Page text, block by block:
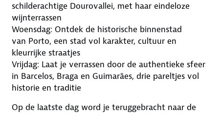
schilderachtige Dourovallei, met haar eindeloze
wijnterrassen
Woensdag: Ontdek de historische binnenstad
van Porto, een stad vol karakter, cultuur en
kleurrijke straatjes
Vrijdag: Laat je verrassen door de authentieke sfeer
in Barcelos, Braga en Guimarães, drie pareltjes vol
historie en traditie
Op de laatste dag word je teruggebracht naar de